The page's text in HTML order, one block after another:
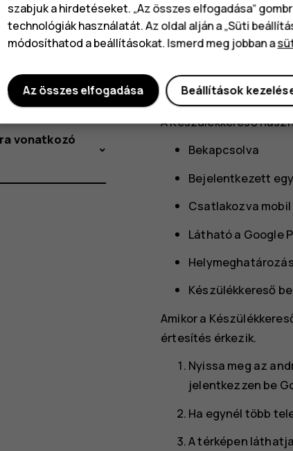
A telefon
Ha elveszíti
Google-fiókba. A
társított telefonokon.
A Készülékkereső
Bekapcsolva
Bejelentkezett
Csatlakozva
Látható a Google
Készülékkereső
Amikor a
értesítés érkezik.
Nyissa meg az
jelentkezzen be
Ha egynél több
A térképen
vonatkozó
szabjuk a hirdetéseket. „Az összes elfogadása“
technológiák használatát. Az oldal alján a „Süti
módosíthatod a beállításokat. Ismerd meg jobban a
Beállítások
Az összes elfogadása